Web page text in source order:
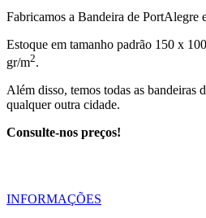
Fabricamos a Bandeira de PortAlegre
Estoque em tamanho padrão 150 x
gr/m2.
Além disso, temos todas as bandeiras
qualquer outra cidade.
Consulte-nos preços!
INFORMAÇÕES